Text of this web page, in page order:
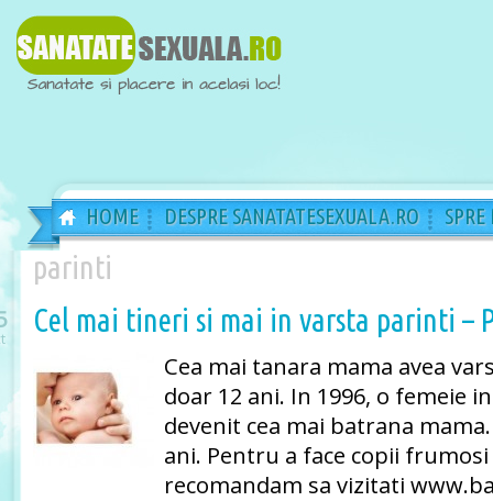
HOME DESPRE SANATATESEXUALA.RO
parinti
Cel mai tineri si mai in varsta parinti –
Cea mai tanara mama avea
doar 12 ani. In 1996, o femeie
devenit cea mai batrana
ani. Pentru a face copii
recomandam sa vizitati